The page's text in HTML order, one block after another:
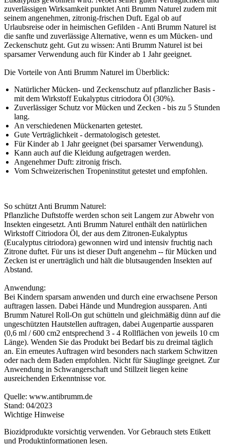
zuverlässigen Wirksamkeit punktet Anti Brumm Naturel zudem mit
seinem angenehmen, zitronig-frischen Duft. Egal ob auf
Urlaubsreise oder in heimischen Gefilden - Anti Brumm Naturel ist
die sanfte und zuverlässige Alternative, wenn es um Mücken- und
Zeckenschutz geht. Gut zu wissen: Anti Brumm Naturel ist bei
sparsamer Verwendung auch für Kinder ab 1 Jahr geeignet.
Die Vorteile von Anti Brumm Naturel im Überblick:
Natürlicher Mücken- und Zeckenschutz auf pflanzlicher Basis -
mit dem Wirkstoff Eukalyptus citriodora Öl (30%).
Zuverlässiger Schutz vor Mücken und Zecken - bis zu 5 Stunden
lang.
An verschiedenen Mückenarten getestet.
Gute Verträglichkeit - dermatologisch getestet.
Für Kinder ab 1 Jahr geeignet (bei sparsamer Verwendung).
Kann auch auf die Kleidung aufgetragen werden.
Angenehmer Duft: zitronig frisch.
Vom Schweizerischen Tropeninstitut getestet und empfohlen.
So schützt Anti Brumm Naturel:
Pflanzliche Duftstoffe werden schon seit Langem zur Abwehr von
Insekten eingesetzt. Anti Brumm Naturel enthält den natürlichen
Wirkstoff Citriodora Öl, der aus dem Zitronen-Eukalyptus
(Eucalyptus citriodora) gewonnen wird und intensiv fruchtig nach
Zitrone duftet. Für uns ist dieser Duft angenehm -- für Mücken und
Zecken ist er unerträglich und hält die blutsaugenden Insekten auf
Abstand.
Anwendung:
Bei Kindern sparsam anwenden und durch eine erwachsene Person
auftragen lassen. Dabei Hände und Mundregion aussparen. Anti
Brumm Naturel Roll-On gut schütteln und gleichmäßig dünn auf die
ungeschützten Hautstellen auftragen, dabei Augenpartie aussparen
(0,6 ml / 600 cm2 entsprechend 3 - 4 Rollflächen von jeweils 10 cm
Länge). Wenden Sie das Produkt bei Bedarf bis zu dreimal täglich
an. Ein erneutes Auftragen wird besonders nach starkem Schwitzen
oder nach dem Baden empfohlen. Nicht für Säuglinge geeignet. Zur
Anwendung in Schwangerschaft und Stillzeit liegen keine
ausreichenden Erkenntnisse vor.
Quelle: www.antibrumm.de
Stand: 04/2023
Wichtige Hinweise
Biozidprodukte vorsichtig verwenden. Vor Gebrauch stets Etikett
und Produktinformationen lesen.